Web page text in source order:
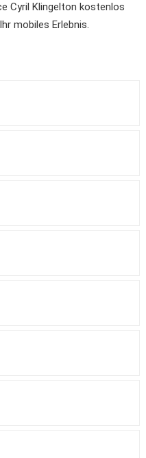
Cyril Klingelton kostenlos
mobiles Erlebnis.